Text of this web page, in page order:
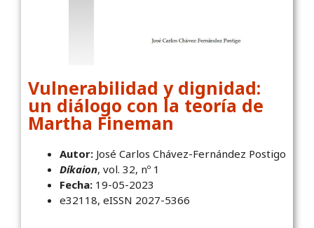
Vulnerabilidad y dignidad:
un diálogo con la teoría de
Martha Fineman
Autor: José Carlos Chávez-Fernández Postigo
Díkaion, vol. 32, nº 1
Fecha: 19-05-2023
e32118, eISSN 2027-5366